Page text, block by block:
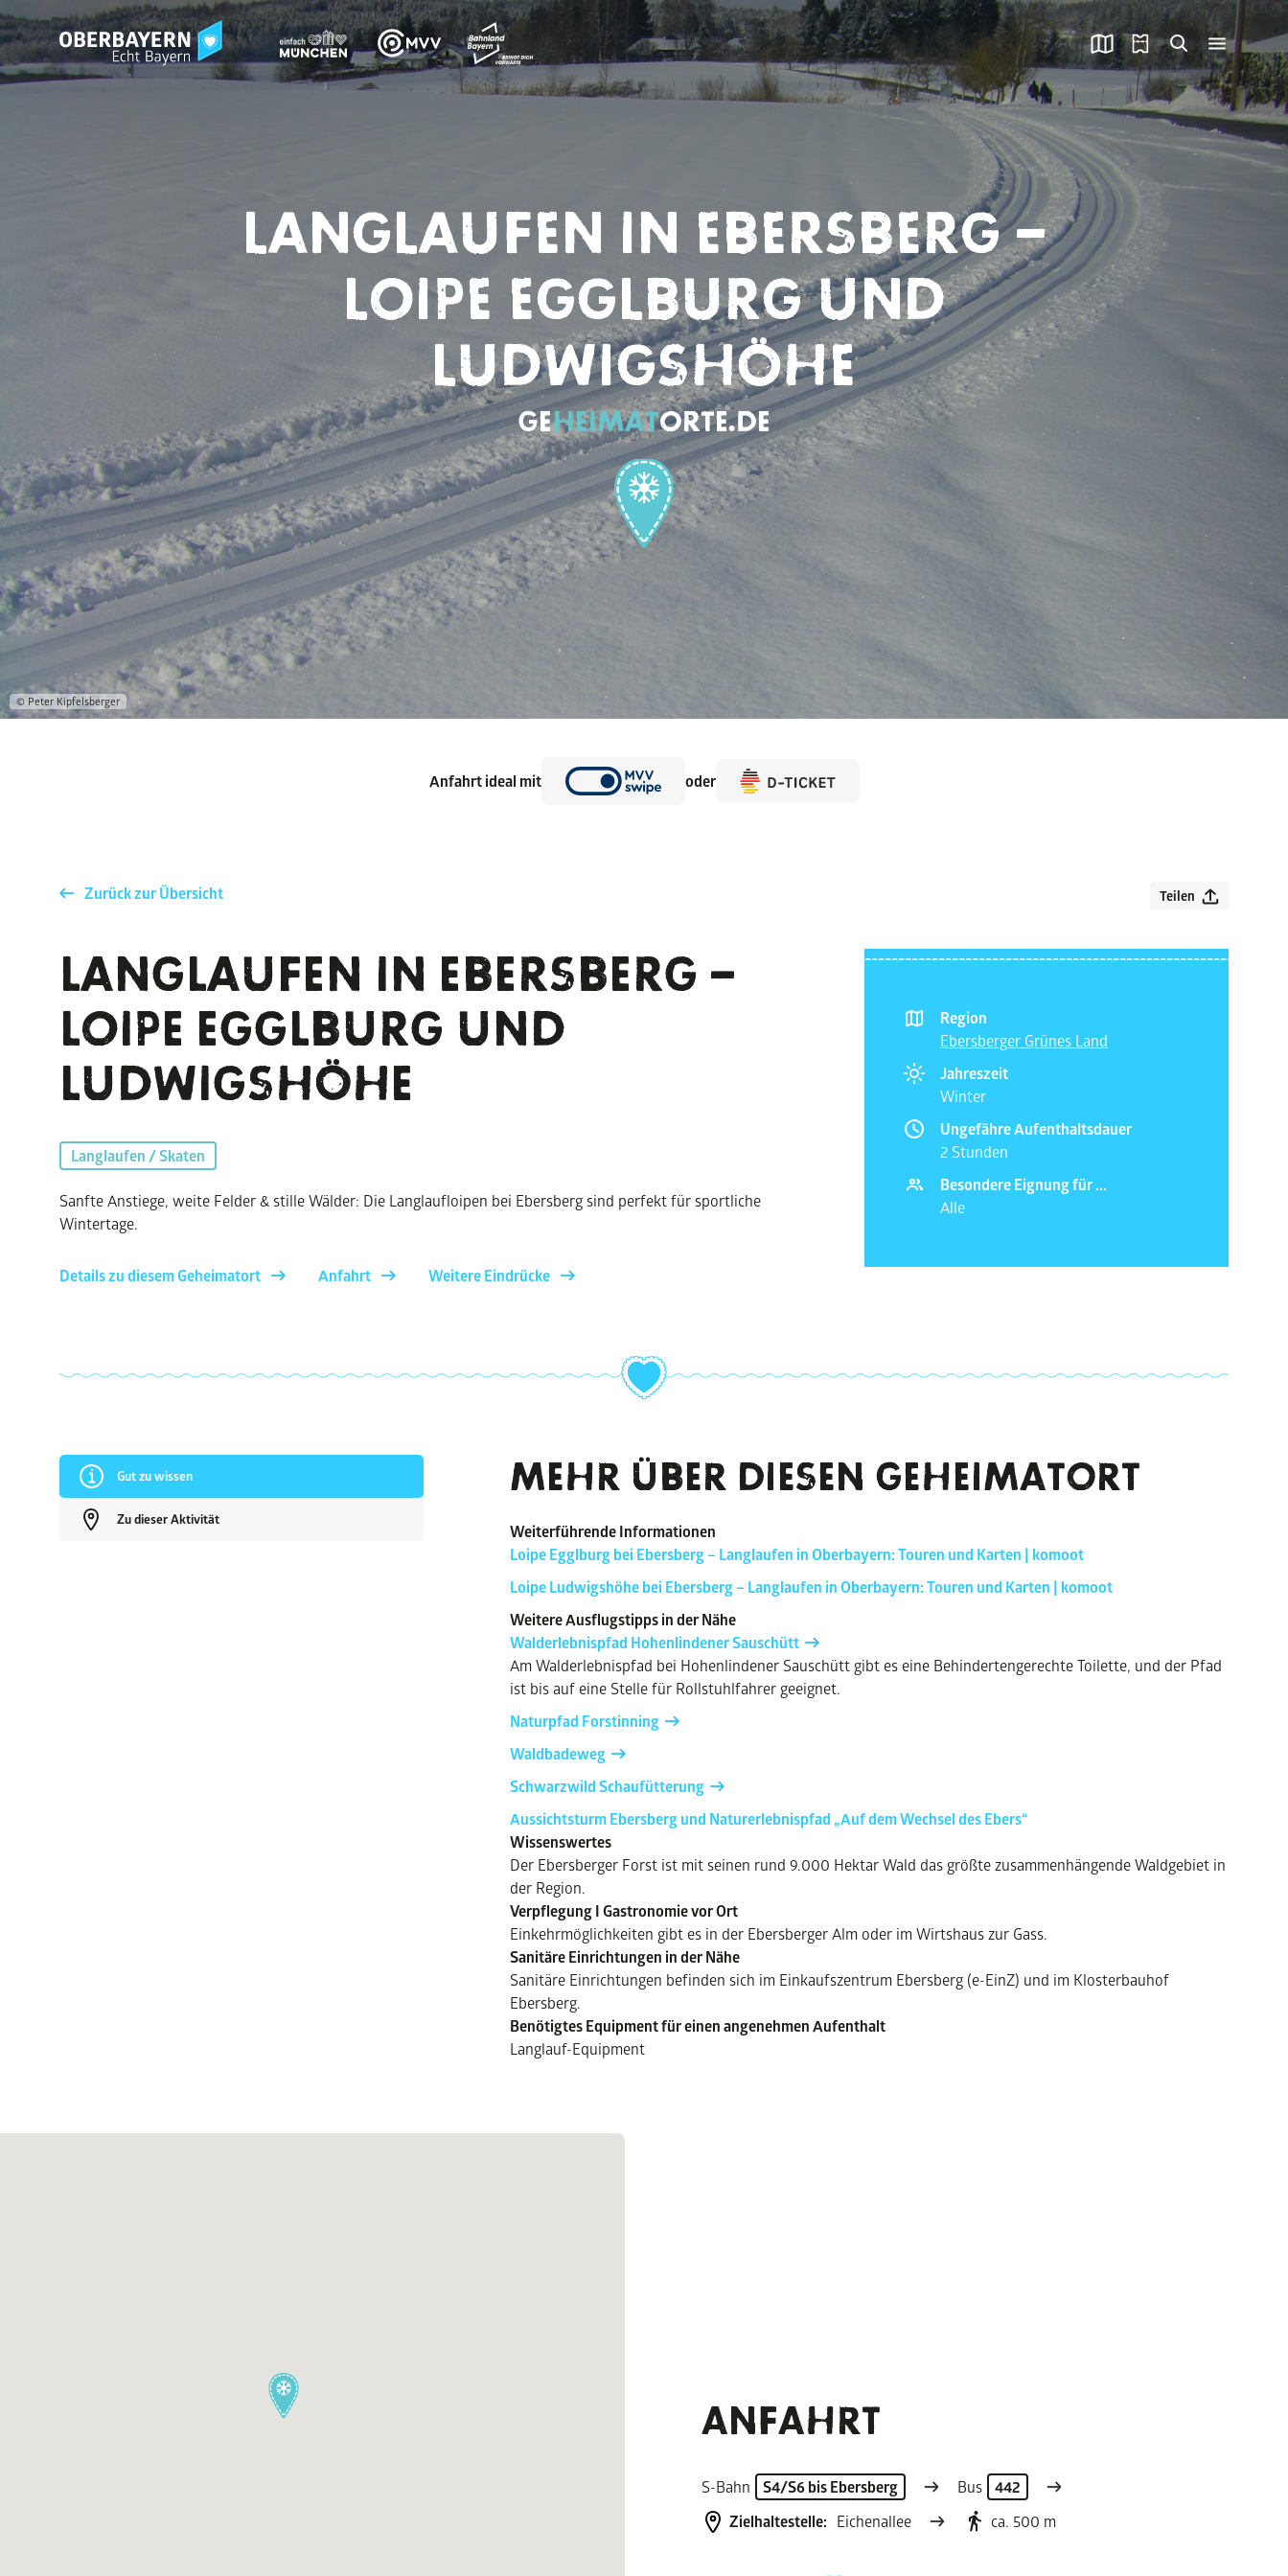
© Peter Kipfelsberger
LANGLAUFEN IN EBERSBERG –
LOIPE EGGLBURG UND
LUDWIGSHÖHE
GEHEIMAT​ORTE.DE
Anfahrt ideal mit oder
Zurück zur Übersicht Teilen
LANGLAUFEN IN EBERSBERG –
LOIPE EGGLBURG UND
LUDWIGSHÖHE
Langlaufen / Skaten
Sanfte Anstiege, weite Felder & stille Wälder: Die Langlaufloipen bei Ebersberg sind perfekt für sportliche
Wintertage.
Details zu diesem Geheimatort Anfahrt Weitere Eindrücke
Region
Ebersberger Grünes Land
Jahreszeit
Winter
Ungefähre Aufenthaltsdauer
2 Stunden
Besondere Eignung für ...
Alle
Gut zu wissen
Zu dieser Aktivität
MEHR ÜBER DIESEN GEHEIMATORT
Weiterführende Informationen
Loipe Egglburg bei Ebersberg – Langlaufen in Oberbayern: Touren und Karten | komoot
Loipe Ludwigshöhe bei Ebersberg – Langlaufen in Oberbayern: Touren und Karten | komoot
Weitere Ausflugstipps in der Nähe
Walderlebnispfad Hohenlindener Sauschütt
Am Walderlebnispfad bei Hohenlindener Sauschütt gibt es eine Behindertengerechte Toilette, und der Pfad
ist bis auf eine Stelle für Rollstuhlfahrer geeignet.
Naturpfad Forstinning
Waldbadeweg
Schwarzwild Schaufütterung
Aussichtsturm Ebersberg und Naturerlebnispfad „Auf dem Wechsel des Ebers“
Wissenswertes
Der Ebersberger Forst ist mit seinen rund 9.000 Hektar Wald das größte zusammenhängende Waldgebiet in
der Region.
Verpflegung I Gastronomie vor Ort
Einkehrmöglichkeiten gibt es in der Ebersberger Alm oder im Wirtshaus zur Gass.
Sanitäre Einrichtungen in der Nähe
Sanitäre Einrichtungen befinden sich im Einkaufszentrum Ebersberg (e-EinZ) und im Klosterbauhof
Ebersberg.
Benötigtes Equipment für einen angenehmen Aufenthalt
Langlauf-Equipment
ANFAHRT
S-Bahn S4/S6 bis Ebersberg Bus
442
Zielhaltestelle: Eichenallee ca. 500 m